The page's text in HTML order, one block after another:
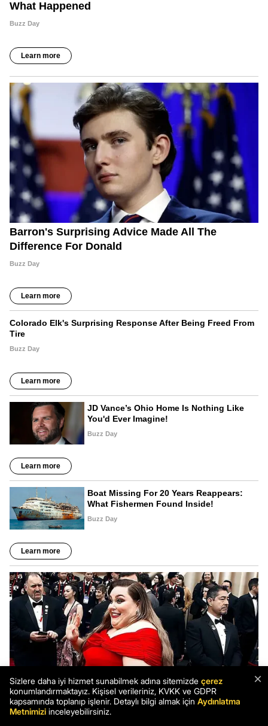
×
Sizlere daha iyi hizmet sunabilmek adına sitemizde çerez
konumlandırmaktayız. Kişisel verileriniz, KVKK ve GDPR
kapsamında toplanıp işlenir. Detaylı bilgi almak için Aydınlatma
Metnimizi inceleyebilirsiniz.